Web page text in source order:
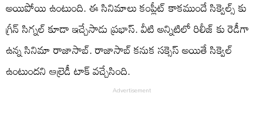
అయిపోయి ఉంటుంది. ఈ సినిమాలు కంప్లీట్ కాకముందే సిక్వెల్స్ కు
గ్రీన్ సిగ్నల్ కూడా ఇచ్చేసాడు ప్రభాస్. వీటి అన్నిటిలో రిలీజ్ కు రెడీగా
ఉన్న సినిమా రాజాసాబ్. రాజాసాబ్ కనుక సక్సెస్ అయితే సిక్వెల్
ఉంటుందని ఆల్రెడీ టాక్ వచ్చేసింది.